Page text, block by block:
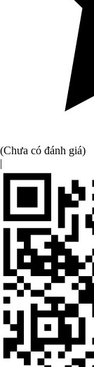
(Chưa có đánh giá)
|